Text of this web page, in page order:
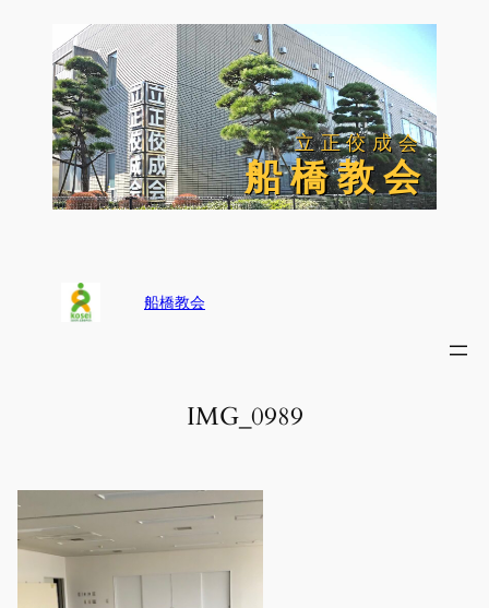
立正佼成会
立正佼成会
船 橋 教 会
船 橋 教 会
船橋教会
IMG_0989